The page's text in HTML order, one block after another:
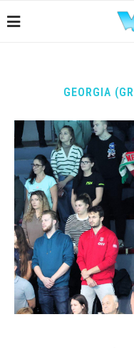
GEORGIA